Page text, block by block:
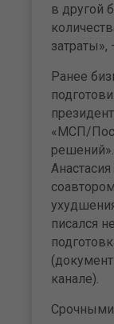
в другой
затраты»,
Ранее
«МСП/
решений».
писался
канале).